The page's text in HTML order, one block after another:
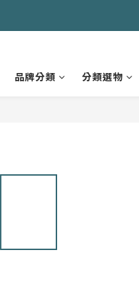
品牌分類 分類選物